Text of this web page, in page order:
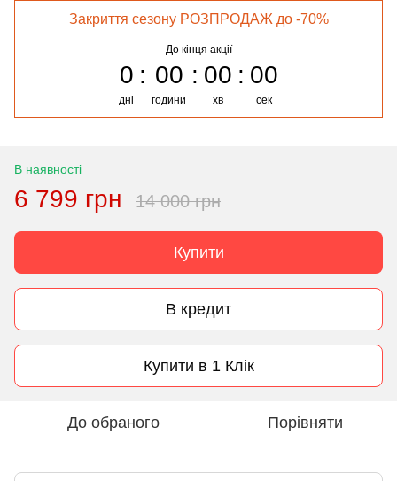
Закриття сезону РОЗПРОДАЖ до -70%
До кінця акції
0
дні
00
години
00
хв
00
сек
В наявності
6 799 грн 14 000 грн
Купити
В кредит
Купити в 1 Клік
До обраного Порівняти